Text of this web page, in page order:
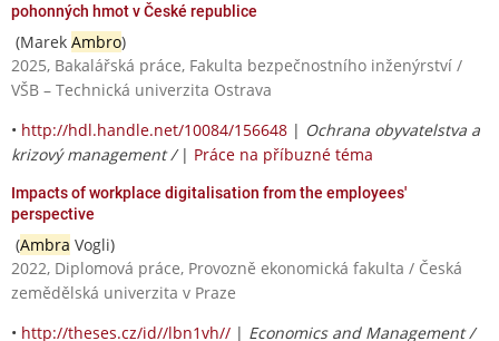
pohonných hmot v České republice
(Marek Ambro)
2025, Bakalářská práce, Fakulta bezpečnostního inženýrství /
VŠB – Technická univerzita Ostrava
• http://hdl.handle.net/10084/156648 | Ochrana obyvatelstva a
krizový management / | Práce na příbuzné téma
Impacts of workplace digitalisation from the employees'
perspective
(Ambra Vogli)
2022, Diplomová práce, Provozně ekonomická fakulta / Česká
zemědělská univerzita v Praze
• http://theses.cz/id//lbn1vh// | Economics and Management /